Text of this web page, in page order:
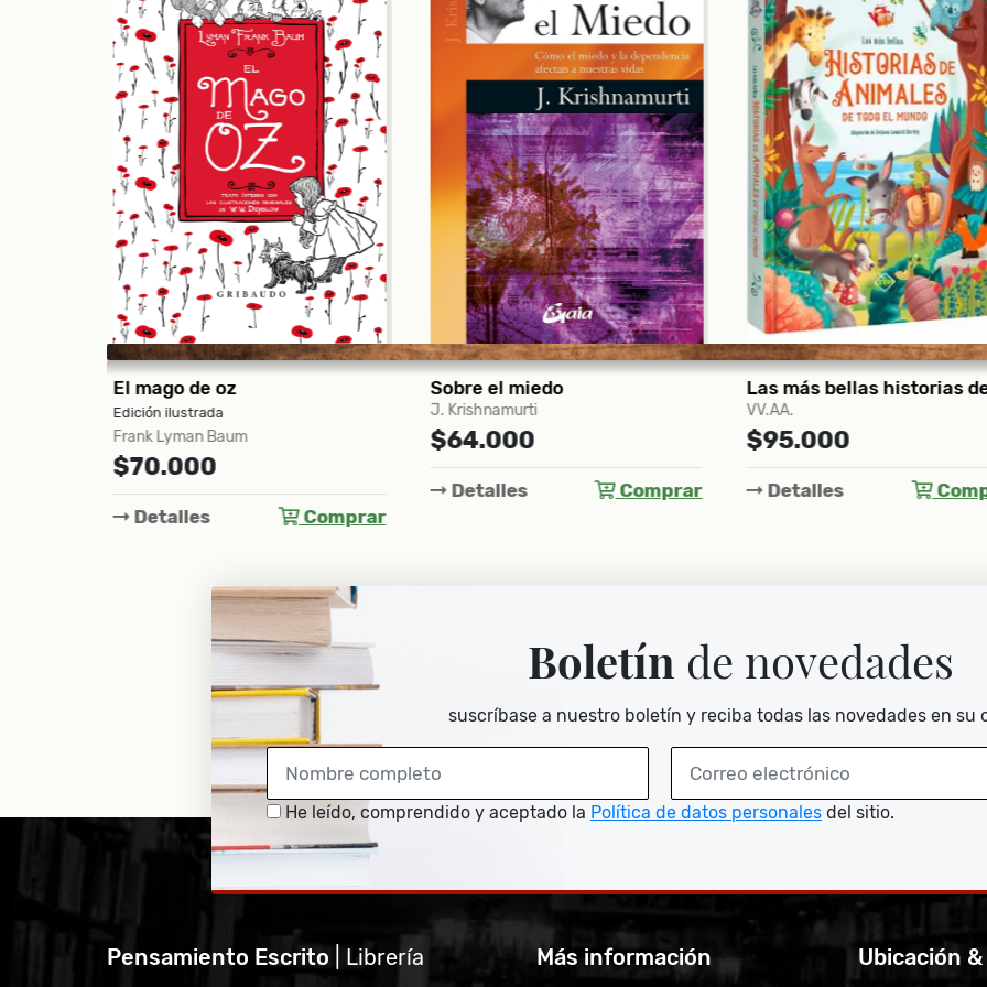
Sobre el miedo
J. Krishnamurti
$64.000
Detalles Comprar
VV.AA.
$95.000
Detalles Comprar
Gabriel Weisz
$36.000
Detalles
Boletín de novedades
suscríbase a nuestro boletín y reciba todas las novedades en su
He leído, comprendido y aceptado la Política de datos personales del sitio.
Pensamiento Escrito | Librería Más información Ubicación